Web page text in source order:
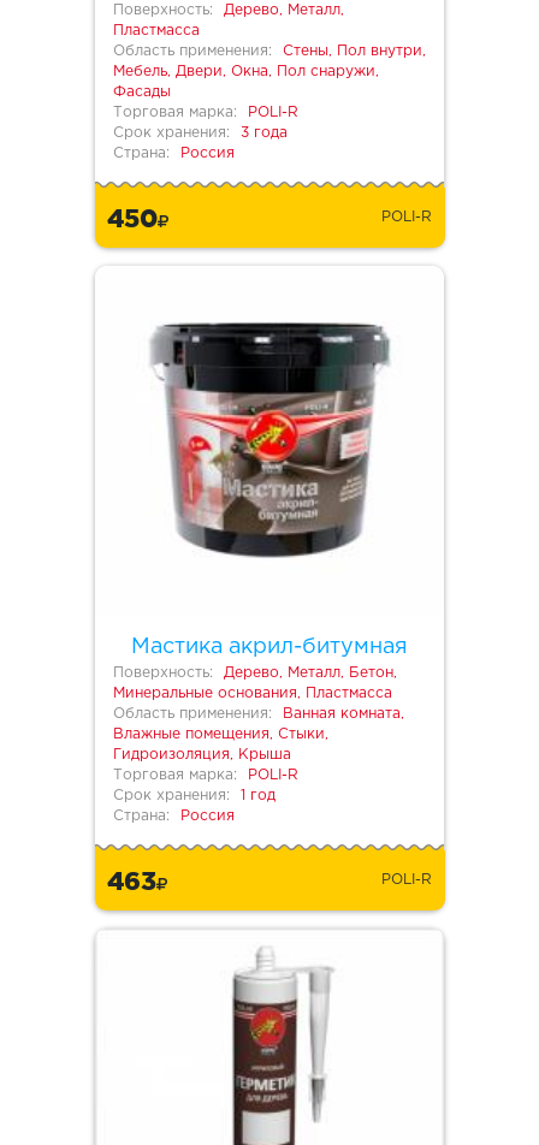
Поверхность:
Дерево, Металл,
Пластмасса
Область применения:
Стены, Пол внутри,
Мебель, Двери, Окна, Пол снаружи,
Фасады
Торговая марка:
POLI-R
Срок хранения:
3 года
Страна:
Россия
450 POLI-R
Мастика акрил-битумная
Поверхность:
Дерево, Металл, Бетон,
Минеральные основания, Пластмасса
Область применения:
Ванная комната,
Влажные помещения, Стыки,
Гидроизоляция, Крыша
Торговая марка:
POLI-R
Срок хранения:
1 год
Страна:
Россия
463 POLI-R